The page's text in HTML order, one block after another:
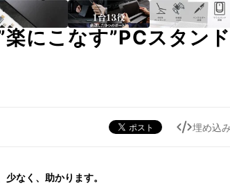
にこなす”PCスタンド
埋め込み
なく、助かります。